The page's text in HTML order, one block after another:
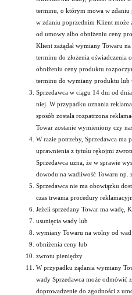
terminu, o którym mowa w
w zdaniu poprzednim Klient może
od umowy albo obniżeniu ceny
Klient zażądał wymiany Towaru
terminu do złożenia oświadczenia
obniżeniu ceny produktu
terminu do wymiany produktu lub
Sprzedawca w ciągu 14 dni od
niej. W przypadku uznania
sposób została rozpatrzona
Towar zostanie wymieniony czy
W razie potrzeby, Sprzedawca ma
uprawnienia z tytułu rękojmi
Sprzedawca uzna, że w sprawie
dowodu na wadliwość Towaru np.
Sprzedawca nie ma obowiązku
czas trwania procedury
Jeżeli sprzedany Towar ma wadę,
usunięcia wady lub
wymiany Towaru na wolny od
obniżenia ceny lub
zwrotu pieniędzy
W przypadku żądania wymiany
wady Sprzedawca może odmówić
doprowadzenie do zgodności z